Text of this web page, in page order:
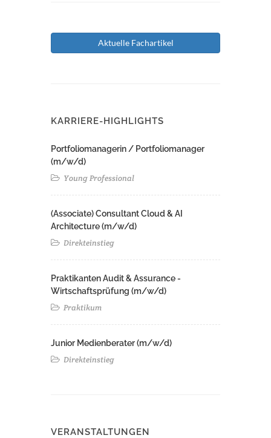
Aktuelle Fachartikel
KARRIERE-HIGHLIGHTS
Portfoliomanagerin / Portfoliomanager
(m/w/d)
Young Professional
(Associate) Consultant Cloud & AI
Architecture (m/w/d)​ ​
Direkteinstieg
Praktikanten Audit & Assurance -
Wirtschaftsprüfung (m/w/d)
Praktikum
Junior Medienberater (m/w/d)
Direkteinstieg
VERANSTALTUNGEN